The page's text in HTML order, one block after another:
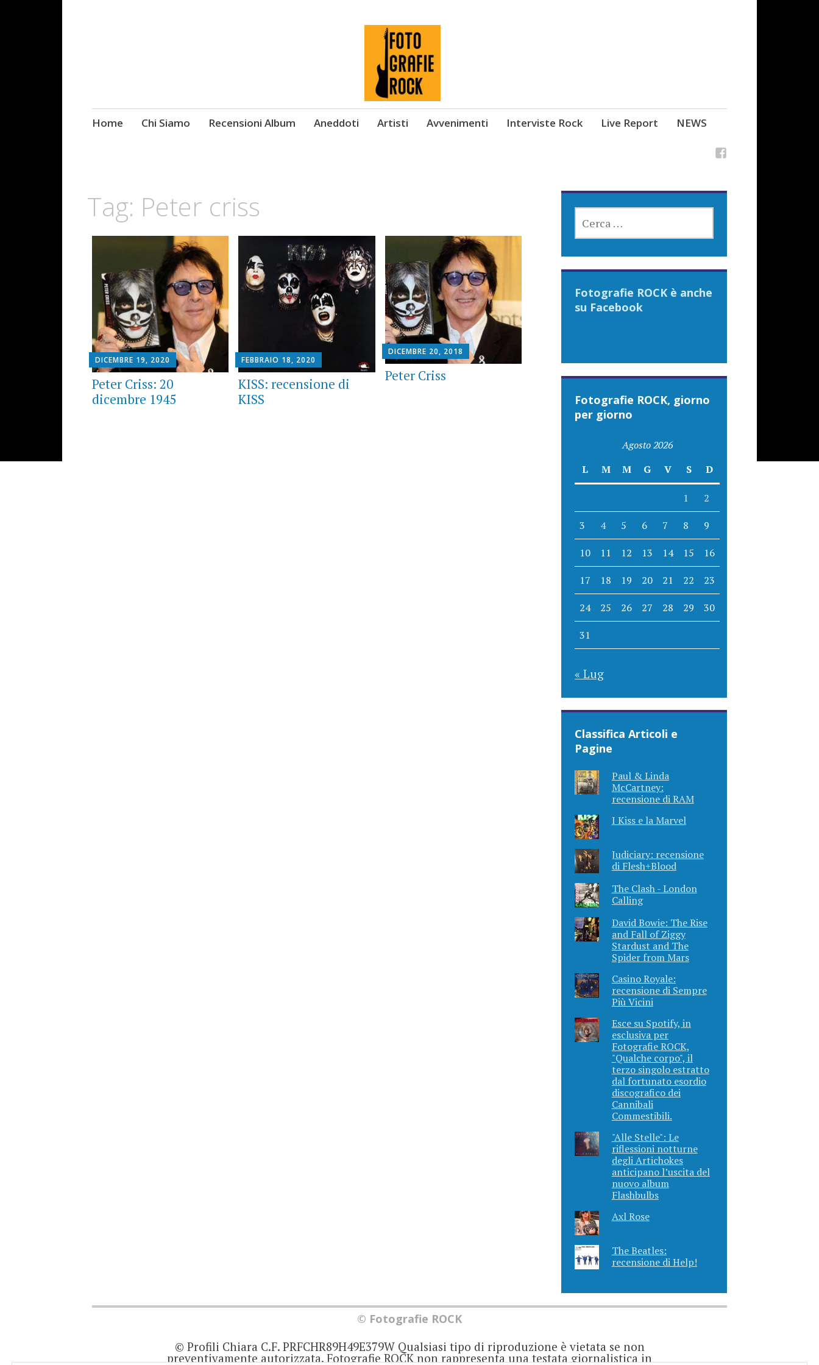
Skip
Home Chi Siamo Recensioni Album Aneddoti Artisti Avvenimenti Interviste Rock Live Report NEWS
Tag: Peter criss
DICEMBRE 19, 2020
Peter Criss: 20
dicembre 1945
FEBBRAIO 18, 2020
KISS: recensione di
KISS
DICEMBRE 20, 2018
Peter Criss
PER:
Fotografie ROCK è anche
su Facebook
Fotografie ROCK, giorno
per giorno
Agosto 2026
L
M M G V S D
1 2
3 4 5 6 7 8 9
10 11 12 13 14 15 16
17 18 19 20 21 22 23
24 25 26 27 28 29 30
31
« Lug
Classifica Articoli e
Pagine
Paul & Linda
McCartney:
recensione di RAM
I Kiss e la Marvel
Judiciary: recensione
di Flesh+Blood
The Clash - London
Calling
David Bowie: The Rise
and Fall of Ziggy
Stardust and The
Spider from Mars
Casino Royale:
recensione di Sempre
Più Vicini
Esce su Spotify, in
esclusiva per
Fotografie ROCK,
"Qualche corpo", il
terzo singolo estratto
dal fortunato esordio
discografico dei
Cannibali
Commestibili.
"Alle Stelle": Le
riflessioni notturne
degli Artichokes
anticipano l’uscita del
nuovo album
Flashbulbs
Axl Rose
The Beatles:
recensione di Help!
© Fotografie ROCK
© Profili Chiara C.F. PRFCHR89H49E379W Qualsiasi tipo di riproduzione è vietata se non
preventivamente autorizzata. Fotografie ROCK non rappresenta una testata giornalistica in